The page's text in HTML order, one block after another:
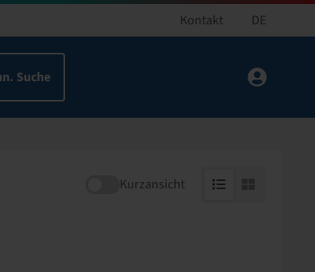
Kontakt DE
Kurzansicht